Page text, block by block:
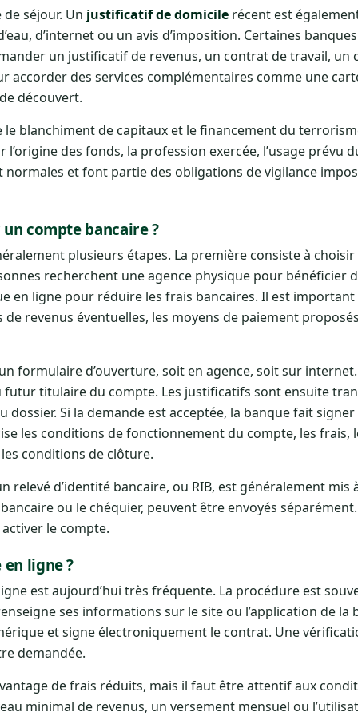
séjour. Un justificatif de domicile récent est
d’internet ou un avis d’imposition. Certaines
un justificatif de revenus, un contrat de travail, un
accorder des services complémentaires comme une
découvert.
blanchiment de capitaux et le financement du
des fonds, la profession exercée, l’usage prévu
et font partie des obligations de vigilance
compte bancaire ?
plusieurs étapes. La première consiste à choisir
recherchent une agence physique pour bénéficier
en ligne pour réduire les frais bancaires. Il est
revenus éventuelles, les moyens de paiement
formulaire d’ouverture, soit en agence, soit sur
titulaire du compte. Les justificatifs sont ensuite
dossier. Si la demande est acceptée, la banque fait
les conditions de fonctionnement du compte, les frais,
conditions de clôture.
relevé d’identité bancaire, ou RIB, est généralement mis
ou le chéquier, peuvent être envoyés
le compte.
ligne ?
est aujourd’hui très fréquente. La procédure est
ses informations sur le site ou l’application de la
et signe électroniquement le contrat. Une
demandée.
de frais réduits, mais il faut être attentif aux
minimal de revenus, un versement mensuel ou